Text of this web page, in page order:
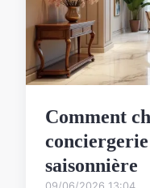
Comment
saisonnière